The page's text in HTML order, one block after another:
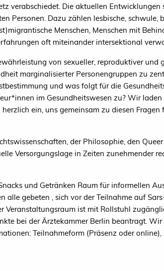
verabschiedet. Die aktuellen Entwicklungen
Personen. Dazu zählen lesbische, schwule,
Menschen, Menschen mit
oft miteinander intersektional
von sexueller, reproduktiver und
marginalisierter Personengruppen zu
und was folgt für die
im Gesundheitswesen zu? Wir laden
ein, uns gemeinsam zu diesen
der Philosophie, den
Versorgungslage in Zeiten zunehmender
und Getränken Raum für informellen
alle gebeten , sich vor der Teilnahme auf
Veranstaltungsraum ist mit Rollstuhl
bei der Ärztekammer Berlin beantragt.
Teilnahmeform (Präsenz oder